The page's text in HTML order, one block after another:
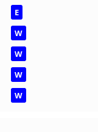
E
W
W
W
W